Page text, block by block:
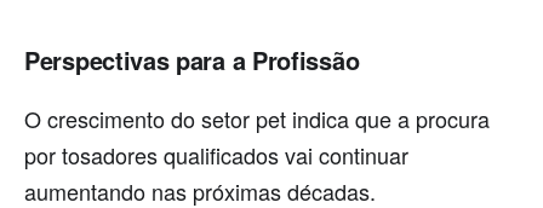
Perspectivas para a Profissão
O crescimento do setor pet indica que a procura
por tosadores qualificados vai continuar
aumentando nas próximas décadas.